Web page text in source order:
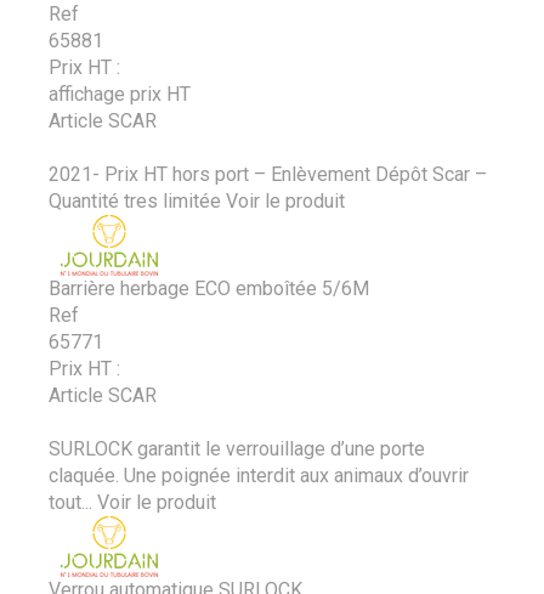
Ref
65881
Prix HT :
affichage prix HT
Article SCAR
2021- Prix HT hors port – Enlèvement Dépôt Scar –
Quantité tres limitée Voir le produit
Barrière herbage ECO emboîtée 5/6M
Ref
65771
Prix HT :
Article SCAR
SURLOCK garantit le verrouillage d’une porte
claquée. Une poignée interdit aux animaux d’ouvrir
tout...
Voir le produit